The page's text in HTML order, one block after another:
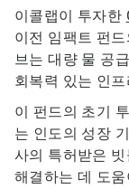
이콜랩이 투자한
이전 임팩트 펀
브는 대량 물 공
회복력 있는 인
이 펀드의 초기
는 인도의 성장
사의 특허받은
해결하는 데 도